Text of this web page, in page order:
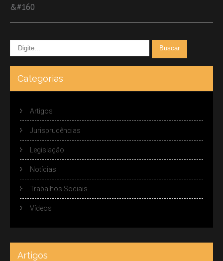
&#160
Categorias
Artigos
Jurisprudências
Legislação
Notícias
Trabalhos Sociais
Vídeos
Artigos